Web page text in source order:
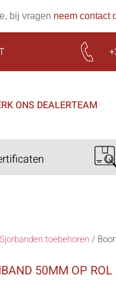
bij vragen neem contact
ONS DEALERTEAM
Sjorbanden toebehoren /
50MM OP ROL